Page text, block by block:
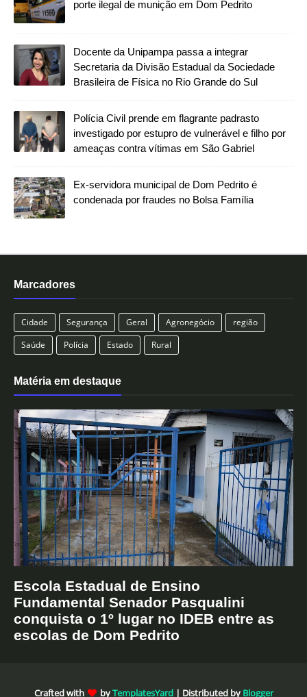
porte ilegal de munição em Dom Pedrito
Docente da Unipampa passa a integrar
Secretaria da Divisão Estadual da Sociedade
Brasileira de Física no Rio Grande do Sul
Polícia Civil prende em flagrante padrasto
investigado por estupro de vulnerável e filho por
ameaças contra vítimas em São Gabriel
Ex-servidora municipal de Dom Pedrito é
condenada por fraudes no Bolsa Família
Marcadores
Cidade Segurança Geral Agronegócio
região
Saúde
Polícia Estado Rural
Matéria em destaque
Escola Estadual de Ensino
Fundamental Senador Pasqualini
conquista o 1º lugar no IDEB entre as
escolas de Dom Pedrito
Crafted with byTemplatesYard| Distributed by Blogger